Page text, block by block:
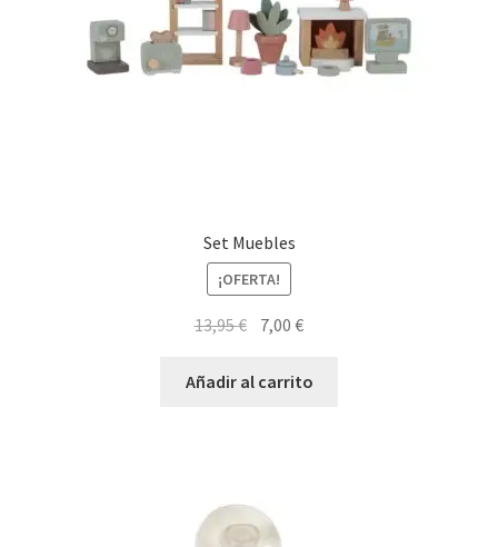
Set Muebles
¡OFERTA!
13,95€ El
original
7,00€El
actual
Añadir al carrito